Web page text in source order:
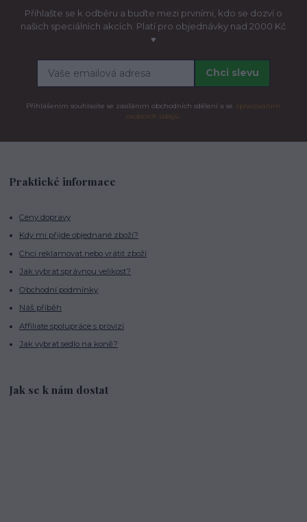
Přihlašte se k odběru a buďte mezi prvními, kdo se dozví o
našich speciálních akcích. Platí pro objednávky nad 2000 Kč
♥
Chci slevu
Přihlášením souhlasíte se zasíláním obchodních sdělení a se zpracováním
osobních údajů.
Praktické informace
Ceny dopravy
Kdy mi přijde objednané zboží?
Chci reklamovat nebo vrátit zboží
Jak vybrat správnou velikost?
Obchodní podmínky
Náš příběh
Affiliate spolupráce s provizí
Jak vybrat sedlo na koně?
Jak se k nám dostat